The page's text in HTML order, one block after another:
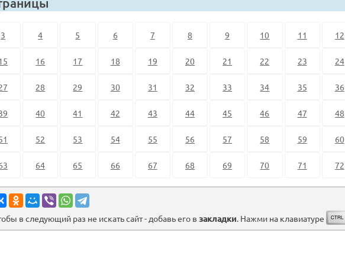
3 4 5 6 7 8 9 10 11 12
16 17 18 19 20 21 22 23 24
28 29 30 31 32 33 34 35 36
40 41 42 43 44 45 46 47 48
52 53 54 55 56 57 58 59 60
64 65 66 67 68 69 70 71 72
в следующий раз не искать сайт - добавь его в закладки. Нажми на клавиатуре